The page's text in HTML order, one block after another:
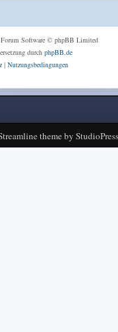
Software © phpBB Limited
durch phpBB.de
| Nutzungsbedingungen
themeby StudioPress